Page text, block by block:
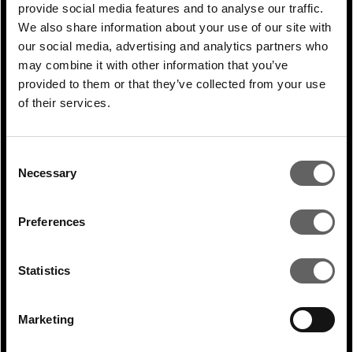
provide social media features and to analyse our traffic.
We also share information about your use of our site with
our social media, advertising and analytics partners who
may combine it with other information that you’ve
provided to them or that they’ve collected from your use
of their services.
Selection
Necessary
Preferences
Statistics
Marketing
ainsi que sa transmission, sa distribution,
et les datacenters.
Nous ciblons des actifs avec des flux de
trésorerie stables et prévisibles, présentant
d’investissements.
Un exemple est BluPine Energy en Inde,
lancé en 2021 dans le cadre de notre
Soutenu par un investissement de US$800
millions, BluPine est en bonne voie pour
atteindre une capacité de 4 GW et a signé